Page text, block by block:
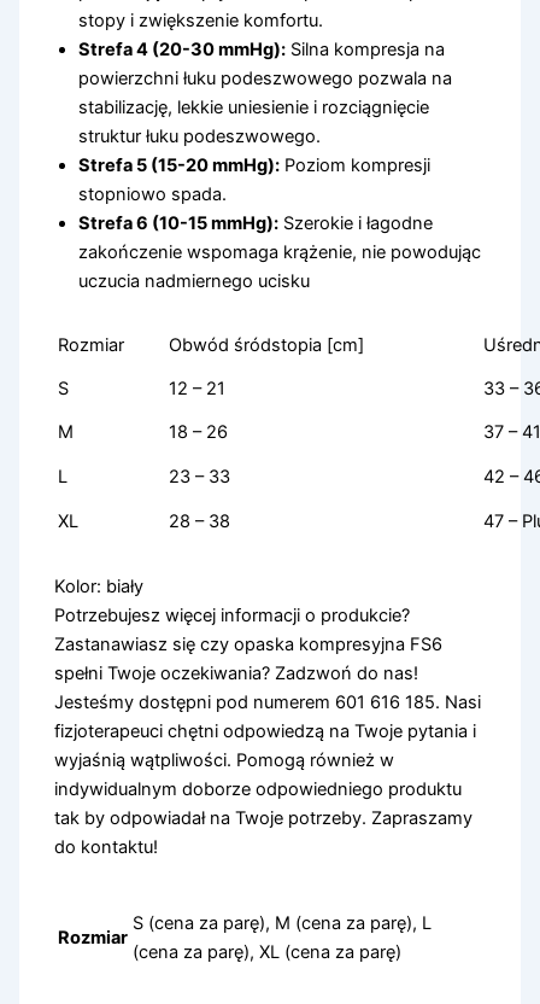
stopy i zwiększenie komfortu.
Strefa 4 (20-30 mmHg): Silna kompresja na
powierzchni łuku podeszwowego pozwala na
stabilizację, lekkie uniesienie i rozciągnięcie
struktur łuku podeszwowego.
Strefa 5 (15-20 mmHg): Poziom kompresji
stopniowo spada.
Strefa 6 (10-15 mmHg): Szerokie i łagodne
zakończenie wspomaga krążenie, nie powodując
uczucia nadmiernego ucisku
Rozmiar Obwód śródstopia [cm]
S
12 – 21
33 –
M
18 – 26 37 –
L 23 – 33 42 –
XL 28 – 38 47 –
Kolor: biały
Potrzebujesz więcej informacji o produkcie?
Zastanawiasz się czy opaska kompresyjna FS6
spełni Twoje oczekiwania? Zadzwoń do nas!
Jesteśmy dostępni pod numerem 601 616 185. Nasi
fizjoterapeuci chętni odpowiedzą na Twoje pytania i
wyjaśnią wątpliwości. Pomogą również w
indywidualnym doborze odpowiedniego produktu
tak by odpowiadał na Twoje potrzeby. Zapraszamy
do kontaktu!
Rozmiar
S (cena za parę), M (cena za parę), L
(cena za parę), XL (cena za parę)